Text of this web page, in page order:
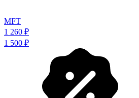
MFT
1 260 ₽
1 500 ₽